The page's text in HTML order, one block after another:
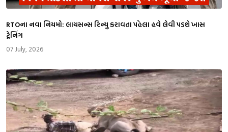
RTOના નવા નિયમો: લાયસન્સ રિન્યુ કરાવતા પહેલા હવે લેવી પડશે ખાસ
ટ્રેનિંગ
07 July, 2026